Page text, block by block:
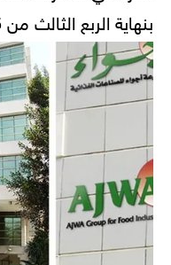
بنهاية الربع الثالث من 2025